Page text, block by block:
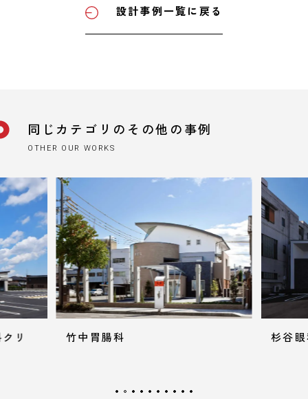
設計事例一覧に戻る
同じカテゴリのその他の事例
OTHER OUR WORKS
リ 竹中胃腸科 杉谷